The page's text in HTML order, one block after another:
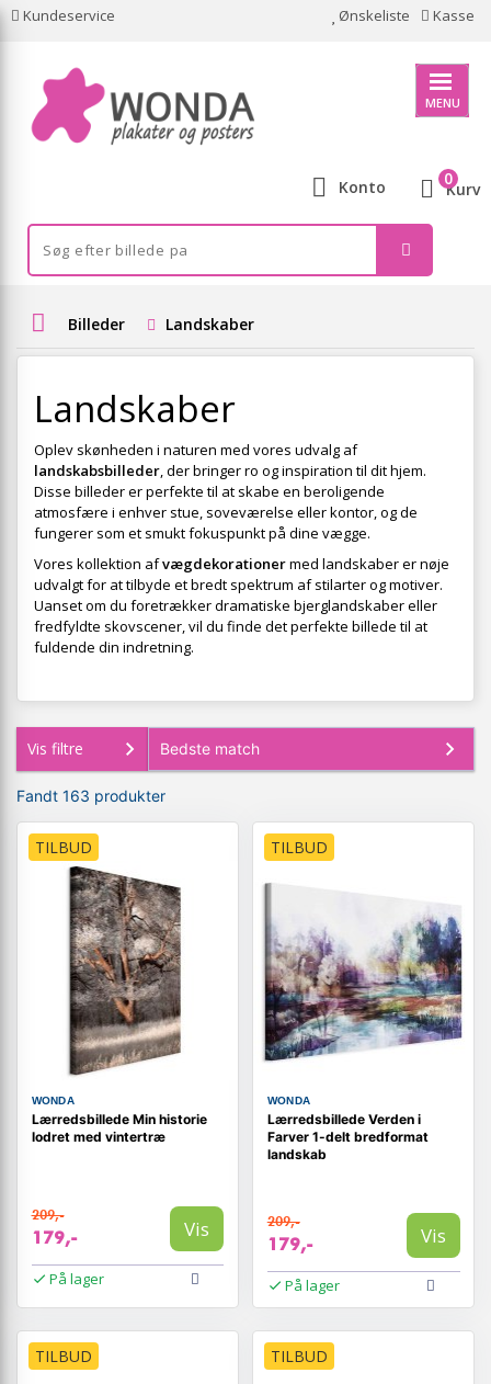
Kundeservice Ønskeliste Kasse
MENU
Konto Kurv
0
Billeder Landskaber
Landskaber
Oplev skønheden i naturen med vores udvalg af
landskabsbilleder, der bringer ro og inspiration til dit hjem.
Disse billeder er perfekte til at skabe en beroligende
atmosfære i enhver stue, soveværelse eller kontor, og de
fungerer som et smukt fokuspunkt på dine vægge.
Vores kollektion afvægdekorationermed landskaber er nøje
udvalgt for at tilbyde et bredt spektrum af stilarter og motiver.
Uanset om du foretrækker dramatiske bjerglandskaber eller
fredfyldte skovscener, vil du finde det perfekte billede til at
fuldende din indretning.
Vis filtre
Fandt 163 produkter
TILBUD
WONDA
Lærredsbillede Min historie
lodret med vintertræ
209,-
179,- Vis
På lager
TILBUD
WONDA
Lærredsbillede Verden i
Farver 1-delt bredformat
landskab
209,-
179,- Vis
På lager
TILBUD TILBUD